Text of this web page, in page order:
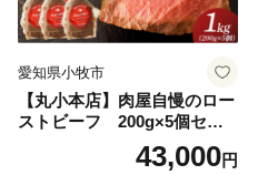
ものです。
本州最南端の町、串本町へ
★ABCテレビのニュース情
愛知県小牧市
【丸小本店】肉屋自慢のロー
ストビーフ 200g×5個セッ
43,000円